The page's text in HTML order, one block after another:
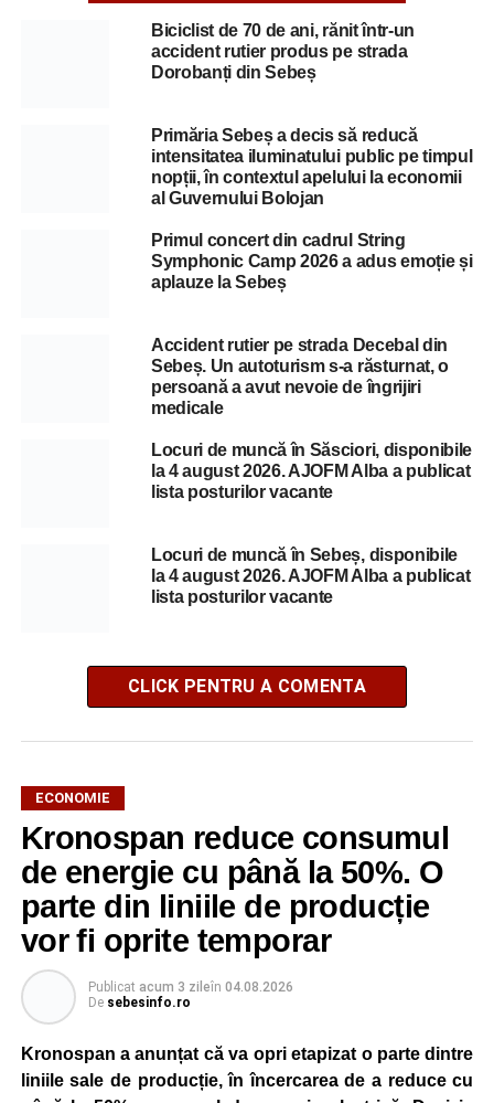
Biciclist de 70 de ani, rănit într-un
accident rutier produs pe strada
Dorobanți din Sebeș
Primăria Sebeș a decis să reducă
intensitatea iluminatului public pe timpul
nopții, în contextul apelului la economii
al Guvernului Bolojan
Primul concert din cadrul String
Symphonic Camp 2026 a adus emoție și
aplauze la Sebeș
Accident rutier pe strada Decebal din
Sebeș. Un autoturism s-a răsturnat, o
persoană a avut nevoie de îngrijiri
medicale
Locuri de muncă în Săsciori, disponibile
la 4 august 2026. AJOFM Alba a publicat
lista posturilor vacante
Locuri de muncă în Sebeș, disponibile
la 4 august 2026. AJOFM Alba a publicat
lista posturilor vacante
CLICK PENTRU A COMENTA
ECONOMIE
Kronospan reduce consumul
de energie cu până la 50%. O
parte din liniile de producție
vor fi oprite temporar
Publicat acum 3 zileîn 04.08.2026
De sebesinfo.ro
Kronospan a anunțat că va opri etapizat o parte dintre
liniile sale de producție, în încercarea de a reduce cu